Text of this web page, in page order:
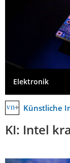
Elektronik
Künstliche
KI: Intel